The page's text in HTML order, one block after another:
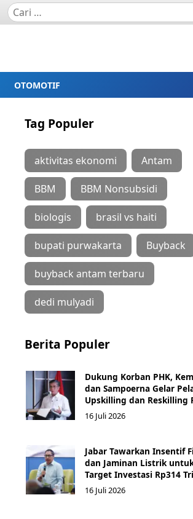
OTOMOTIF
Tag Populer
aktivitas ekonomi Antam
BBM BBM Nonsubsidi
biologis brasil vs haiti
bupati purwakarta Buyback
buyback antam terbaru
dedi mulyadi
Berita Populer
Dukung Korban PHK,
dan Sampoerna Gelar
Upskilling dan Reskilling
16 Juli 2026
Jabar Tawarkan Insentif
dan Jaminan Listrik
Target Investasi Rp314
16 Juli 2026